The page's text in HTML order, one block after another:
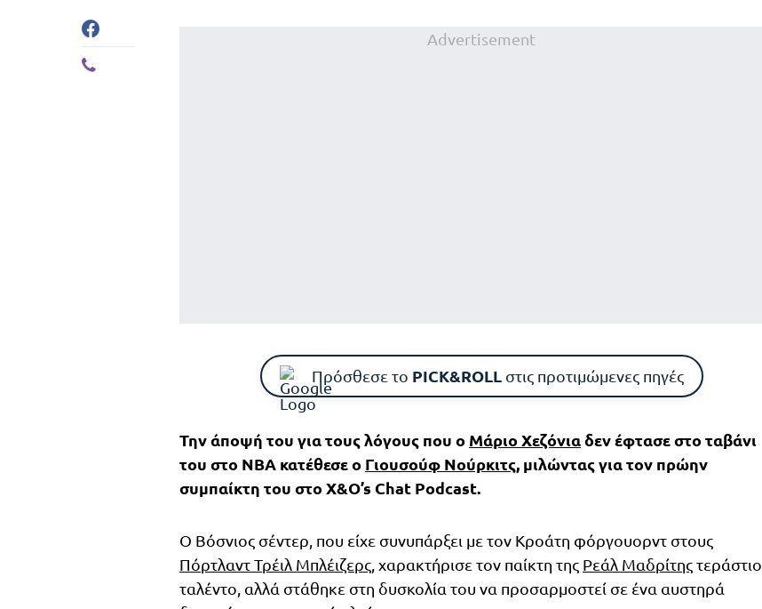
Advertisement
Πρόσθεσε το PICK&ROLLστις προτιμώμενες πηγές
Την άποψή του για τους λόγους που ο Μάριο Χεζόνιαδεν έφτασε στο ταβάνι
του στο NBA κατέθεσε ο Γιουσούφ Νούρκιτς, μιλώντας για τον πρώην
συμπαίκτη του στο X&O’s Chat Podcast.
Ο Βόσνιος σέντερ, που είχε συνυπάρξει με τον Κροάτη φόργουορντ στους
Πόρτλαντ Τρέιλ Μπλέιζερς, χαρακτήρισε τον παίκτη της Ρεάλ Μαδρίτηςτεράστιο
ταλέντο, αλλά στάθηκε στη δυσκολία του να προσαρμοστεί σε ένα αυστηρά